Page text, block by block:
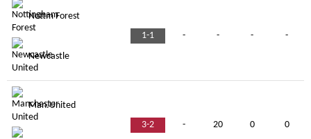
Nottm Forest
1-1
Newcastle
- - - -
Man.United
3-2
- 20 0 0